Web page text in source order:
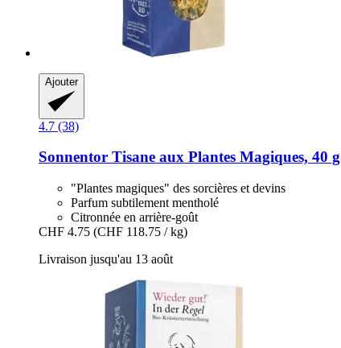
Ajouter
4.7 (38)
Sonnentor Tisane aux Plantes Magiques, 40 g
"Plantes magiques" des sorcières et devins
Parfum subtilement mentholé
Citronnée en arrière-goût
CHF 4.75 (CHF 118.75 / kg)
Livraison jusqu'au 13 août